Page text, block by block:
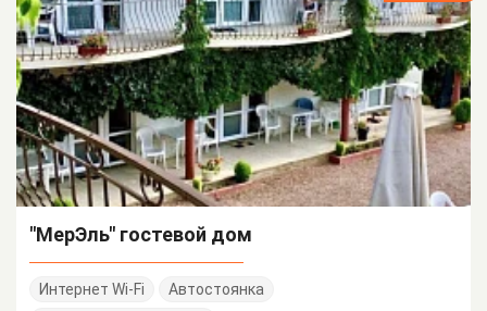
"МерЭль" гостевой дом
Интернет Wi-Fi
Автостоянка